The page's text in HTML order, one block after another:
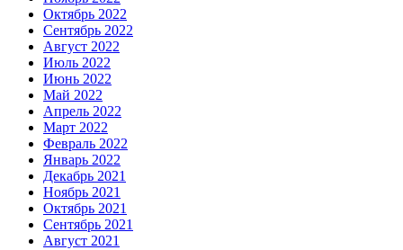
Октябрь 2022
Сентябрь 2022
Август 2022
Июль 2022
Июнь 2022
Май 2022
Апрель 2022
Март 2022
Февраль 2022
Январь 2022
Декабрь 2021
Ноябрь 2021
Октябрь 2021
Сентябрь 2021
Август 2021